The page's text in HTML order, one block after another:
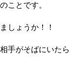
ことです。
しょうか！！
手がそばにいたら